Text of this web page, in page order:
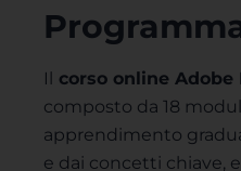
Il corso online Adobe
composto da 18
apprendimento
e dai concetti chiave,